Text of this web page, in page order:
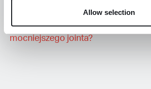
Allow selection
Kanadyjski eksperyment: Jak skręcić
mocniejszego jointa?